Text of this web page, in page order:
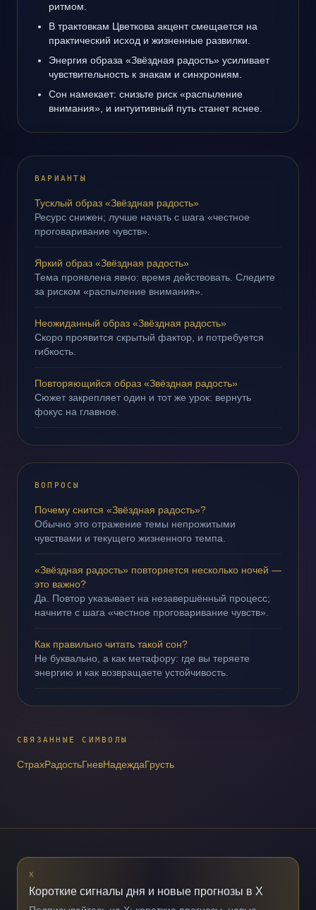
ритмом.
В трактовкам Цветкова акцент смещается на
практический исход и жизненные развилки.
Энергия образа «Звёздная радость» усиливает
чувствительность к знакам и синхрониям.
Сон намекает: снизьте риск «распыление
внимания», и интуитивный путь станет яснее.
ВАРИАНТЫ
Тусклый образ «Звёздная радость»
Ресурс снижен; лучше начать с шага «честное
проговаривание чувств».
Яркий образ «Звёздная радость»
Тема проявлена явно: время действовать. Следите
за риском «распыление внимания».
Неожиданный образ «Звёздная радость»
Скоро проявится скрытый фактор, и потребуется
гибкость.
Повторяющийся образ «Звёздная радость»
Сюжет закрепляет один и тот же урок: вернуть
фокус на главное.
ВОПРОСЫ
Почему снится «Звёздная радость»?
Обычно это отражение темы непрожитыми
чувствами и текущего жизненного темпа.
«Звёздная радость» повторяется несколько ночей —
это важно?
Да. Повтор указывает на незавершённый процесс;
начните с шага «честное проговаривание чувств».
Как правильно читать такой сон?
Не буквально, а как метафору: где вы теряете
энергию и как возвращаете устойчивость.
СВЯЗАННЫЕ СИМВОЛЫ
СтрахРадостьГневНадеждаГрусть
X
Короткие сигналы дня и новые прогнозы в X